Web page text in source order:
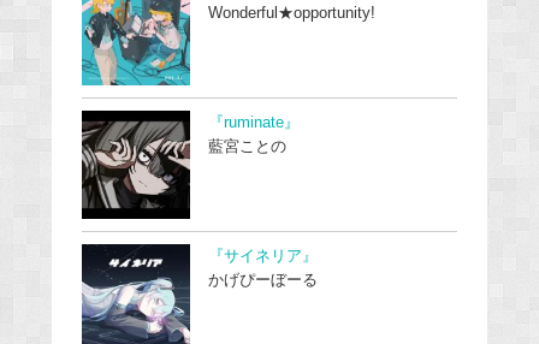
Wonderful★opportunity!
『ruminate』
藍宮ことの
『サイネリア』
かげぴーぼーる